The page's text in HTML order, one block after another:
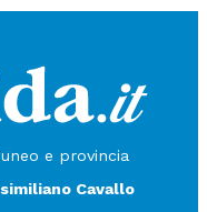
e provincia
Cavallo